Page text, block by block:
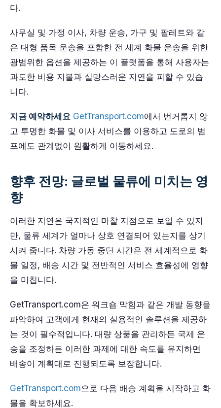
다.
사무실 및 가정 이사, 차량 운송, 가구 및 팔레트와 같
은 대형 품목 운송을 포함한 전 세계 화물 운송을 위한
광범위한 옵션을 제공하는 이 플랫폼을 통해 사용자는
과도한 비용 지불과 실망스러운 지연을 피할 수 있습
니다.
지금 예약하세요 GetTransport.com에서 번거롭지 않
고 투명한 화물 및 이사 서비스를 이용하고 도로의 범
프에도 관계없이 원활하게 이동하세요.
향후 전망: 글로벌 물류에 미치는 영
향
이러한 지연은 국지적인 마찰 지점으로 보일 수 있지
만, 물류 세계가 얼마나 상호 연결되어 있는지를 상기
시켜 줍니다. 차량 가동 중단 시간은 전 세계적으로 화
물 일정, 배송 시간 및 전반적인 서비스 효율성에 영향
을 미칩니다.
GetTransport.com은 워크숍 막힘과 같은 개발 동향을
파악하여 고객에게 현재의 실용적인 솔루션을 제공하
는 것이 필수적입니다. 대량 상품을 관리하든 국제 운
송을 조정하든 이러한 과제에 대한 속도를 유지하면
배송이 계획대로 진행되도록 보장합니다.
GetTransport.com으로 다음 배송 계획을 시작하고 화
물을 확보하세요.